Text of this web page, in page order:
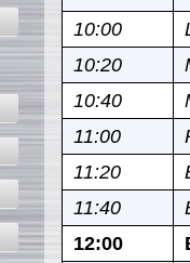
10:00
10:20
10:40
11:00
11:20
11:40
12:00